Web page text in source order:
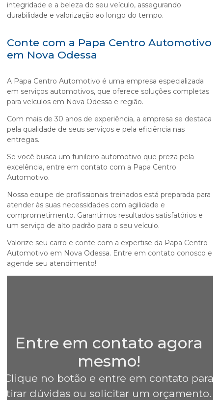
integridade e a beleza do seu veículo, assegurando
durabilidade e valorização ao longo do tempo.
Conte com a Papa Centro Automotivo
em Nova Odessa
A Papa Centro Automotivo é uma empresa especializada
em serviços automotivos, que oferece soluções completas
para veículos em Nova Odessa e região.
Com mais de 30 anos de experiência, a empresa se destaca
pela qualidade de seus serviços e pela eficiência nas
entregas.
Se você busca um funileiro automotivo que preza pela
excelência, entre em contato com a Papa Centro
Automotivo.
Nossa equipe de profissionais treinados está preparada para
atender às suas necessidades com agilidade e
comprometimento. Garantimos resultados satisfatórios e
um serviço de alto padrão para o seu veículo.
Valorize seu carro e conte com a expertise da Papa Centro
Automotivo em Nova Odessa. Entre em contato conosco e
agende seu atendimento!
Entre em contato agora
mesmo!
Clique no botão e entre em contato para
tirar dúvidas ou solicitar um orçamento.